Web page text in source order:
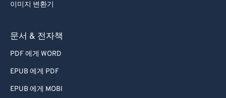
이미지 변환기
문서 & 전자책
PDF 에게 WORD
EPUB 에게 PDF
EPUB 에게 MOBI